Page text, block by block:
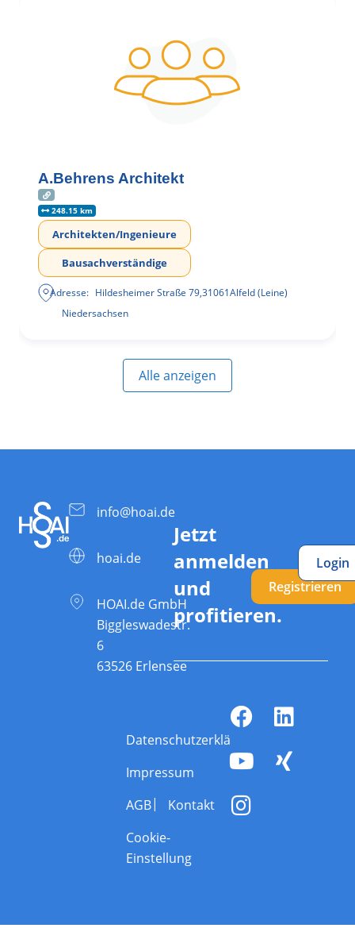
A.Behrens Architekt
248.15 km
Architekten/Ingenieure
Bausachverständige
Adresse: Hildesheimer Straße 79,31061Alfeld (Leine)
Niedersachsen
Alle anzeigen
info@hoai.de
hoai.de
HOAI.de GmbH
Biggleswadestr.
6
63526 Erlensee
Jetzt
anmelden
und
profitieren.
Registrieren
Login
Datenschutzerklärung
Impressum
AGB
Kontakt
Cookie-
Einstellung